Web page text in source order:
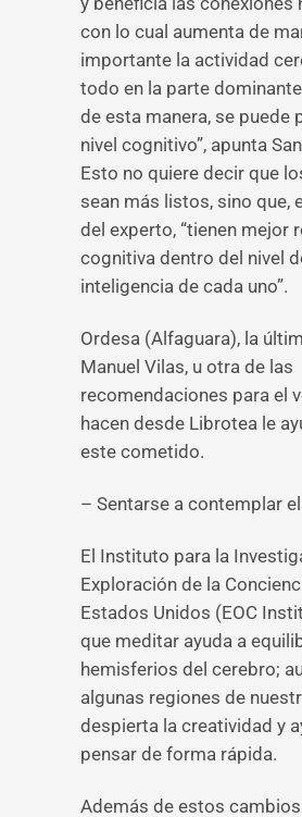
con lo cual aumenta de
importante la actividad
todo en la parte
de esta manera, se puede
nivel cognitivo”, apunta
Esto no quiere decir que
sean más listos, sino que,
del experto, “tienen mejor
cognitiva dentro del nivel
inteligencia de cada uno”.
Ordesa (Alfaguara), la
Manuel Vilas, u otra de las
recomendaciones para el
hacen desde Librotea le
este cometido.
– Sentarse a contemplar
El Instituto para la
Exploración de la
Estados Unidos (EOC
que meditar ayuda a
hemisferios del cerebro;
algunas regiones de
despierta la creatividad y
pensar de forma rápida.
Además de estos